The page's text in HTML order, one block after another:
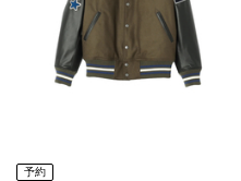
予約